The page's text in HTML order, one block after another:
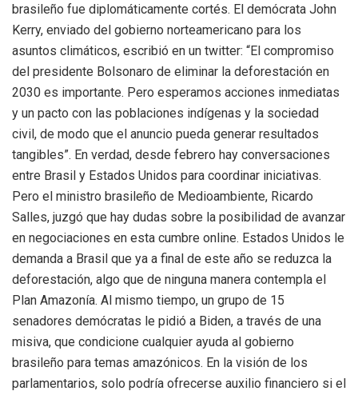
brasileño fue diplomáticamente cortés. El demócrata John
Kerry, enviado del gobierno norteamericano para los
asuntos climáticos, escribió en un twitter: “El compromiso
del presidente Bolsonaro de eliminar la deforestación en
2030 es importante. Pero esperamos acciones inmediatas
y un pacto con las poblaciones indígenas y la sociedad
civil, de modo que el anuncio pueda generar resultados
tangibles”. En verdad, desde febrero hay conversaciones
entre Brasil y Estados Unidos para coordinar iniciativas.
Pero el ministro brasileño de Medioambiente, Ricardo
Salles, juzgó que hay dudas sobre la posibilidad de avanzar
en negociaciones en esta cumbre online. Estados Unidos le
demanda a Brasil que ya a final de este año se reduzca la
deforestación, algo que de ninguna manera contempla el
Plan Amazonía. Al mismo tiempo, un grupo de 15
senadores demócratas le pidió a Biden, a través de una
misiva, que condicione cualquier ayuda al gobierno
brasileño para temas amazónicos. En la visión de los
parlamentarios, solo podría ofrecerse auxilio financiero si el